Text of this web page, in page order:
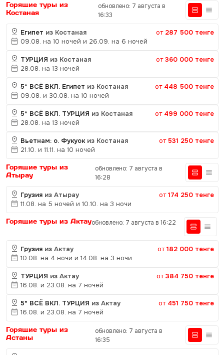
Горящие туры из
Костаная
обновлено: 7 августа в
16:33
Египет из Костаная от 287 500 тенге
09.08. на 10 ночей и 26.09. на 6 ночей
ТУРЦИЯ из Костаная от360 000 тенге
28.08. на 13 ночей
5* ВСЁ ВКЛ. Египет из Костаная от 448 500 тенге
09.08. и 30.08. на 10 ночей
5* ВСЁ ВКЛ. ТУРЦИЯ из Костаная от 499 000 тенге
28.08. на 13 ночей
Вьетнам: о. Фукуок из Костаная от531 250 тенге
21.10. и 11.11. на 10 ночей
Горящие туры из
Атырау
обновлено: 7 августа в
16:28
Грузия из Атырау от174 250 тенге
11.08. на 5 ночей и 10.10. на 3 ночи
Горящие туры из Актауобновлено: 7 августа в 16:22
Грузия из Актау от182 000 тенге
10.08. на 4 ночи и 14.08. на 3 ночи
ТУРЦИЯ из Актау от384 750 тенге
16.08. и 23.08. на 7 ночей
5* ВСЁ ВКЛ. ТУРЦИЯ из Актау от 451 750 тенге
16.08. и 23.08. на 7 ночей
Горящие туры из
Астаны
обновлено: 7 августа в
16:35